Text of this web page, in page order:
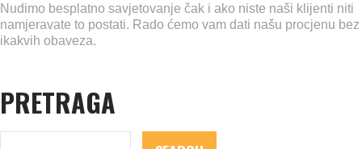
Nudimo besplatno savjetovanje čak i ako niste naši klijenti niti
namjeravate to postati. Rado ćemo vam dati našu procjenu bez
ikakvih obaveza.
PRETRAGA